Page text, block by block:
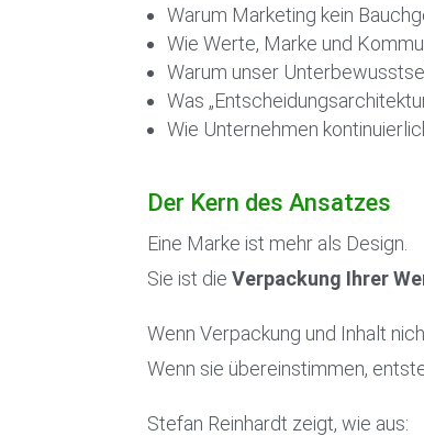
Warum Marketing kein
Wie Werte, Marke und
Warum unser
Was
Wie Unternehmen
Der Kern des Ansatzes
Eine Marke ist mehr als Design.
Sie ist dieVerpackung Ihrer
Wenn Verpackung und Inhalt
Wenn sie übereinstimmen,
Stefan Reinhardt zeigt, wie aus: